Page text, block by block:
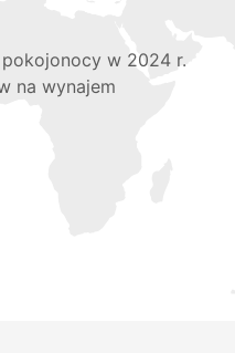
w 2024 r.
na wynajem